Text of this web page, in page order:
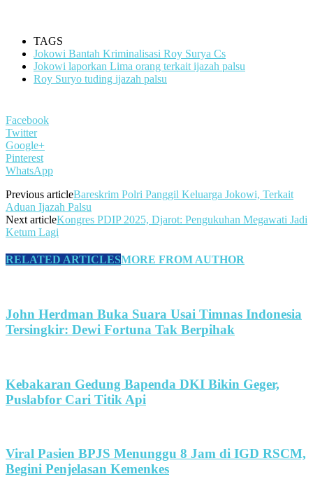
TAGS
Jokowi Bantah Kriminalisasi Roy Surya Cs
Jokowi laporkan Lima orang terkait ijazah palsu
Roy Suryo tuding ijazah palsu
Facebook
Twitter
Google+
Pinterest
WhatsApp
Previous articleBareskrim Polri Panggil Keluarga Jokowi, Terkait
Aduan Ijazah Palsu
Next articleKongres PDIP 2025, Djarot: Pengukuhan Megawati Jadi
Ketum Lagi
RELATED ARTICLESMORE FROM AUTHOR
John Herdman Buka Suara Usai Timnas Indonesia
Tersingkir: Dewi Fortuna Tak Berpihak
Kebakaran Gedung Bapenda DKI Bikin Geger,
Puslabfor Cari Titik Api
Viral Pasien BPJS Menunggu 8 Jam di IGD RSCM,
Begini Penjelasan Kemenkes